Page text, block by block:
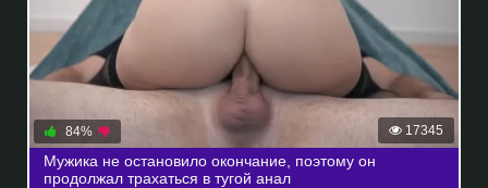
17345
84%
Мужика не остановило окончание, поэтому он
продолжал трахаться в тугой анал